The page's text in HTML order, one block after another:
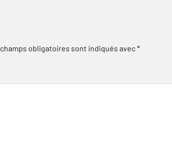
obligatoires sont indiqués avec*